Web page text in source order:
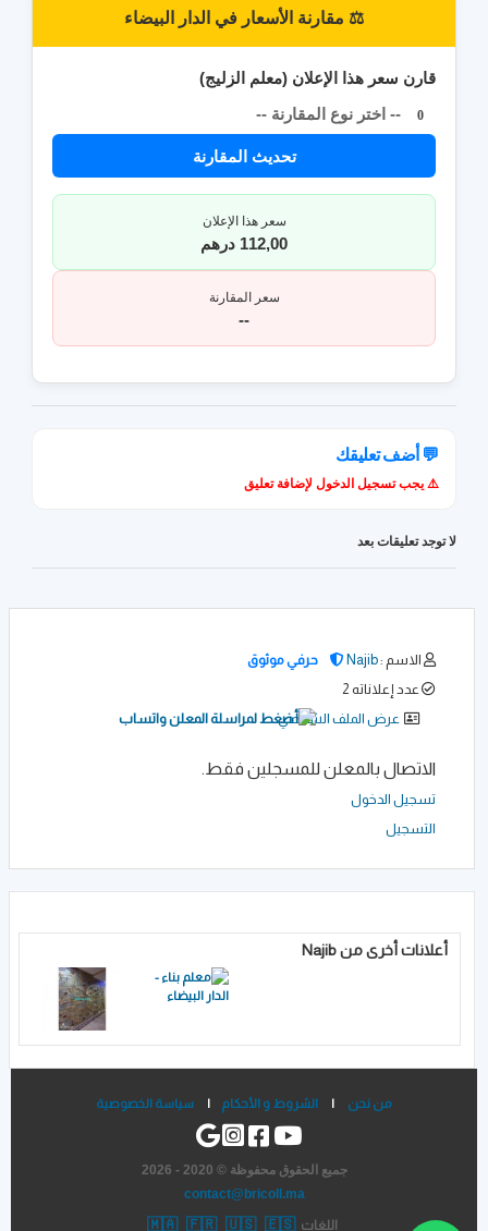
⚖️ مقارنة الأسعار في الدار البيضاء
قارن سعر هذا الإعلان (معلم الزليج)
-- اختر نوع المقارنة --
0
تحديث المقارنة
سعر هذا الإعلان
112,00 درهم
سعر المقارنة
--
💬 أضف تعليقك
⚠️ يجب تسجيل الدخول لإضافة تعليق
لا توجد تعليقات بعد
الاسم :Najib
حرفي موثوق
عدد إعلاناته 2
عرض الملف الشخصي
الاتصال بالمعلن للمسجلين فقط.
تسجيل الدخول
التسجيل
أعلانات أخرى من Najib
من نحن | الشروط و الأحكام | سياسة الخصوصية
جميع الحقوق محفوظة © 2020 - 2026
contact@bricoll.ma
اللغات 🇲🇦 🇫🇷 🇺🇸 🇪🇸